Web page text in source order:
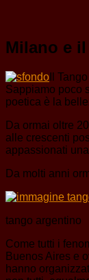
Milano e
Il
Sappiamo poco
poetica è la
Da ormai oltre
alle crescenti
appassionati
Da molti anni
tango argentino
Come tutti i
Buenos Aires e
hanno